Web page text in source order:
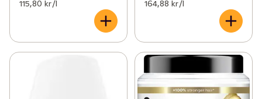
115,80 kr /l 164,88 kr /l